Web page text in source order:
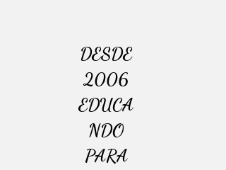
DESDE
2006
EDUCA
NDO
PARA